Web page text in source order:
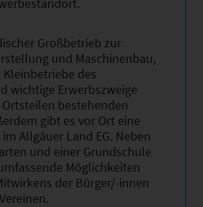
Großbetrieb zur
und Maschinenbau,
des
wichtige Erwerbszweige
bestehenden
gibt es vor Ort eine
Allgäuer Land EG. Neben
und einer Grundschule
Möglichkeiten
der Bürger/-innen